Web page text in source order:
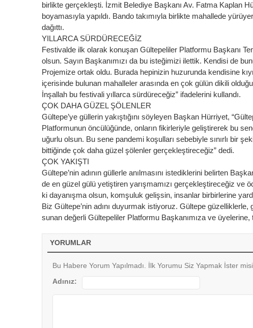
birlikte gerçekleşti. İzmit Belediye Başkanı Av. Fatma Kaplan
boyamasıyla yapıldı. Bando takımıyla birlikte mahallede
dağıttı.
YILLARCA SÜRDÜRECEĞİZ
Festivalde ilk olarak konuşan Gültepeliler Platformu Başkanı
olsun. Sayın Başkanımızı da bu isteğimizi ilettik. Kendisi de
Projemize ortak oldu. Burada hepinizin huzurunda kendisine
içerisinde bulunan mahalleler arasında en çok gülün dikili
İnşallah bu festivali yıllarca sürdüreceğiz” ifadelerini kullandı.
ÇOK DAHA GÜZEL ŞÖLENLER
Gültepe’ye güllerin yakıştığını söyleyen Başkan Hürriyet,
Platformunun öncülüğünde, onların fikirleriyle geliştirerek bu
uğurlu olsun. Bu sene pandemi koşulları sebebiyle sınırlı bir
bittiğinde çok daha güzel şölenler gerçekleştireceğiz” dedi.
ÇOK YAKIŞTI
Gültepe’nin adının güllerle anılmasını istediklerini belirten
de en güzel gülü yetiştiren yarışmamızı gerçekleştireceğiz ve
ki dayanışma olsun, komşuluk gelişsin, insanlar birbirlerine
Biz Gültepe’nin adını duyurmak istiyoruz. Gültepe
sunan değerli Gültepeliler Platformu Başkanımıza ve
YORUMLAR
Bu Habere Yorum Yapılmadı. İlk Yorumu Siz Yapmak İster
Adınız: